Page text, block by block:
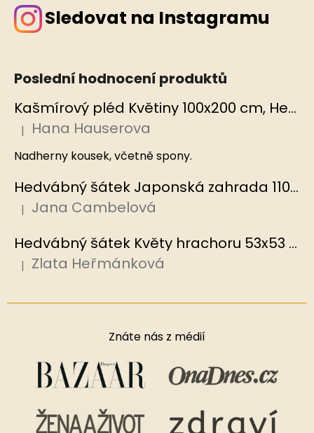
Sledovat na Instagramu
Poslední hodnocení produktů
Kašmírový pléd Květiny 100x200 cm, Hedvábný svět
Hodnocení produktu je 5 z 5 hvězdiček.
| Hana Hauserova
Nadherny kousek, včetně spony.
Hedvábný šátek Japonská zahrada 110x110 cm v dárkovém balení, HEDVÁBNÝ SVĚT
Hodnocení produktu je 5 z 5 hvězdiček.
| Jana Cambelová
Hedvábný šátek Květy hrachoru 53x53 cm v dárkovém balení, HEDVÁBNÝ SVĚT
Hodnocení produktu je 5 z 5 hvězdiček.
| Zlata Heřmánková
Znáte nás z médií